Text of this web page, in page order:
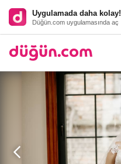
Uygulamada daha kolay!
Düğün.com uygulamasında aç